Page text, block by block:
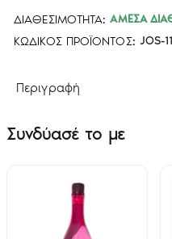
ΔΙΑΘΕΣΙΜΌΤΗΤΑ: ΆΜΕΣΑ
ΚΩΔΙΚΌΣ ΠΡΟΪΌΝΤΟΣ: JOS-
Περιγραφή
Συνδύασέ το με